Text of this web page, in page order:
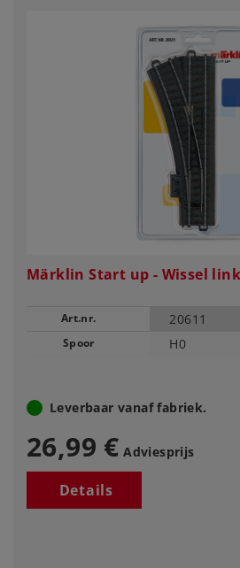
Märklin Start up - Wissel
Art.nr. 20611
Spoor H0
Leverbaar vanaf fabriek.
26,99 € Adviesprijs
Details